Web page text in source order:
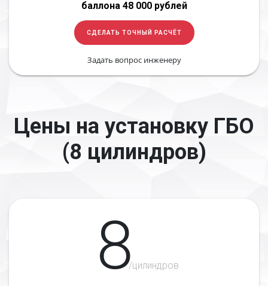
баллона 48 000 рублей
СДЕЛАТЬ ТОЧНЫЙ РАСЧЁТ
Задать вопрос инженеру
Цены на установку ГБО
(8 цилиндров)
8/цилиндров